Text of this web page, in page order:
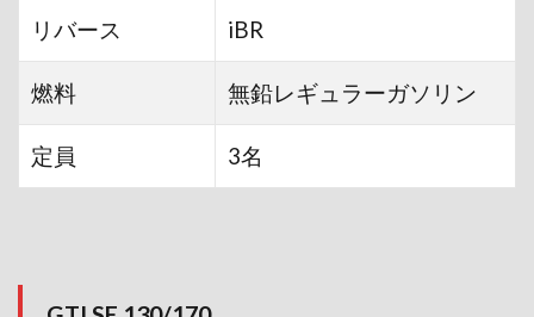
リバース iBR
燃料 無鉛レギュラーガソリン
定員 3名